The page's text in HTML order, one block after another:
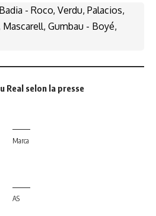
Badia - Roco, Verdu, Palacios,
Mascarell, Gumbau - Boyé,
Real selon la presse
Marca
AS